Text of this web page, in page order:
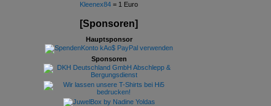
Kleenex84 = 1 Euro
[Sponsoren]
Hauptsponsor
Sponsoren